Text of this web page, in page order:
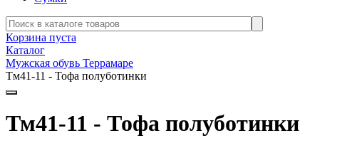
Корзина пуста
Каталог
Мужская обувь Террамаре
Тм41-11 - Тофа полуботинки
Тм41-11 - Тофа полуботинки